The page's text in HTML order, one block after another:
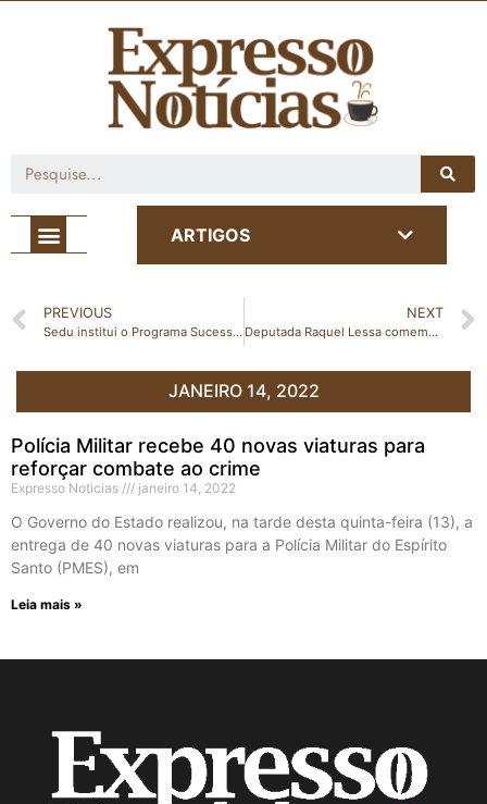
ARTIGOS
PREVIOUS
Sedu institui o Programa Sucesso Escolar
NEXT
Deputada Raquel Lessa comemora futura implantação da Escola Cívico Militar em São Gabriel da Palha
JANEIRO 14, 2022
Polícia Militar recebe 40 novas viaturas para
reforçar combate ao crime
Expresso Noticias janeiro 14, 2022
O Governo do Estado realizou, na tarde desta quinta-feira (13), a
entrega de 40 novas viaturas para a Polícia Militar do Espírito
Santo (PMES), em
Leia mais »